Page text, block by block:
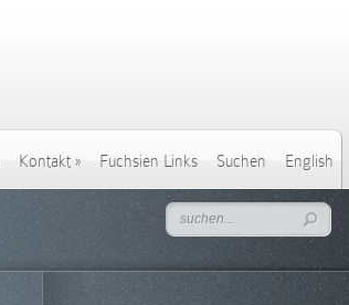
Kontakt » Fuchsien Links Suchen English